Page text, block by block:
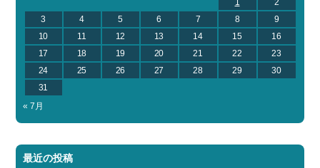
1
2
3
4 5 6 7 8
9
10
11 12 13 14 15
16
17
18 19 20 21 22
23
24
25 26 27 28 29
30
31
« 7月
最近の投稿